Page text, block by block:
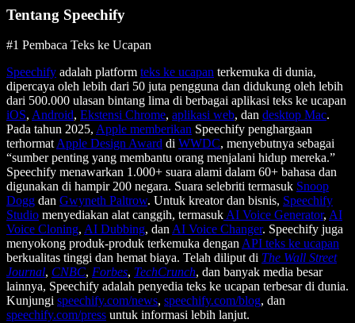
Tentang Speechify
#1 Pembaca Teks ke Ucapan
Speechify adalah platform teks ke ucapan terkemuka di dunia,
dipercaya oleh lebih dari 50 juta pengguna dan didukung oleh lebih
dari 500.000 ulasan bintang lima di berbagai aplikasi teks ke ucapan
iOS, Android, Ekstensi Chrome, aplikasi web, dan desktop Mac.
Pada tahun 2025, Apple memberikan Speechify penghargaan
terhormat Apple Design Award di WWDC, menyebutnya sebagai
“sumber penting yang membantu orang menjalani hidup mereka.”
Speechify menawarkan 1.000+ suara alami dalam 60+ bahasa dan
digunakan di hampir 200 negara. Suara selebriti termasuk Snoop
Dogg dan Gwyneth Paltrow. Untuk kreator dan bisnis, Speechify
Studio menyediakan alat canggih, termasuk AI Voice Generator, AI
Voice Cloning, AI Dubbing, dan AI Voice Changer. Speechify juga
menyokong produk-produk terkemuka dengan API teks ke ucapan
berkualitas tinggi dan hemat biaya. Telah diliput di The Wall Street
Journal, CNBC, Forbes, TechCrunch, dan banyak media besar
lainnya, Speechify adalah penyedia teks ke ucapan terbesar di dunia.
Kunjungi speechify.com/news, speechify.com/blog, dan
speechify.com/press untuk informasi lebih lanjut.